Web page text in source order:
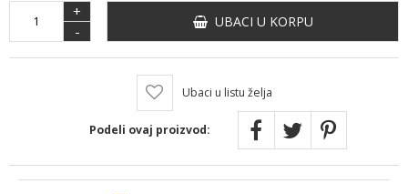
+
-
UBACI U KORPU
Ubaci u listu želja
Podeli ovaj proizvod: